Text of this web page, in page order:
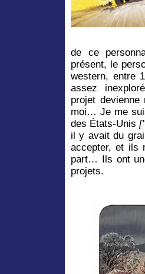
de ce
présent, le
western, entre
assez
projet devienne
moi… Je me
des États-Unis
il y avait du
accepter, et ils
part… Ils ont
projets.